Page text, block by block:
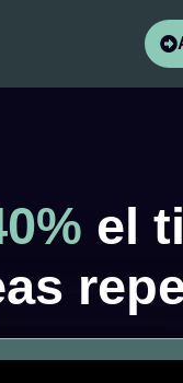
el